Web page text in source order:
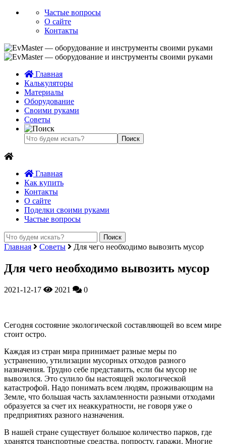
Частые вопросы
О сайте
Контакты
Главная
Калькуляторы
Материалы
Оборудование
Своими руками
Советы
Главная
Как купить
Контакты
О сайте
Поделки своими руками
Частые вопросы
Главная Советы Для чего необходимо вывозить мусор
Для чего необходимо вывозить мусор
2021-12-17 2021 0
Сегодня состояние экологической составляющей во всем мире
стоит остро.
Каждая из стран мира принимает разные меры по
устранению, утилизации мусорных отходов разного
назначения. Трудно себе представить, если бы мусор не
вывозился. Это сулило бы настоящей экологической
катастрофой. Надо понимать всем людям, проживающим на
Земле, что большая часть захламленности разными отходами
образуется за счет их неаккуратности, не говоря уже о
предприятиях разного назначения.
В нашей стране существует большое количество парков, где
хранятся транспортные средства, попросту, гаражи. Многие